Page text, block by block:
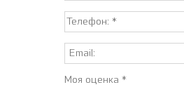
Моя оценка *